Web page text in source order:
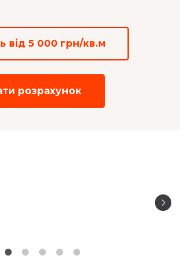
від 5 000 грн/кв.м
розрахунок